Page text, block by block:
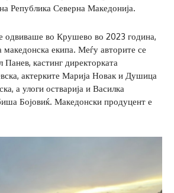
Република Северна Македонија.
одвиваше во Крушево во 2023 година,
македонска екипа. Меѓу авторите се
кастинг директорката
актерките Марија Новак и Душица
а улоги остварија и Василка
Бојовиќ. Македонски продуцент е